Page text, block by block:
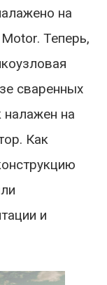
на
Теперь,
сваренных
на
Как
и